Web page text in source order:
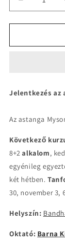
Astanga
Mysore-
kurzus
Jelentkezés az
Az astanga
Következő
8+2 alkalom,
egyénileg
két hétben.
30, november 3,
Helyszín:
Oktató: Barna